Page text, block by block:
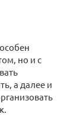
но и с
а далее и